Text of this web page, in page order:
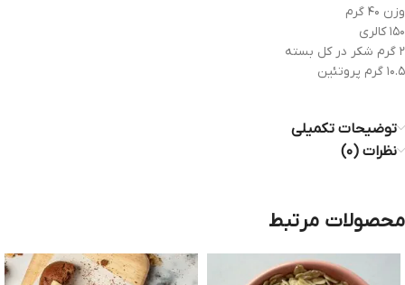
وزن ۴۰ گرم
۱۵۰ کالری
۲ گرم شکر در کل بسته
۱۰.۵ گرم پروتئین
توضیحات تکمیلی
نظرات (۰)
محصولات مرتبط